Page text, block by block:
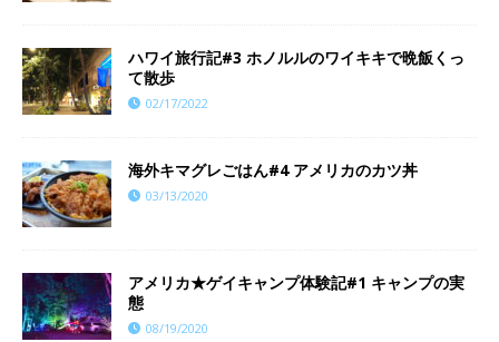
ハワイ旅行記#3 ホノルルのワイキキで晩飯くっ
て散歩
02/17/2022
海外キマグレごはん#4 アメリカのカツ丼
03/13/2020
アメリカ★ゲイキャンプ体験記#1 キャンプの実
態
08/19/2020